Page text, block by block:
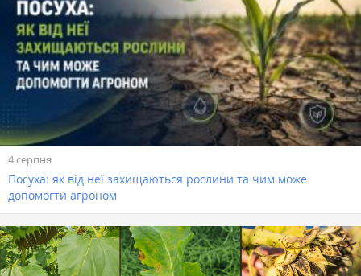
4 серпня
Посуха: як від неї захищаються рослини та чим може
допомогти агроном